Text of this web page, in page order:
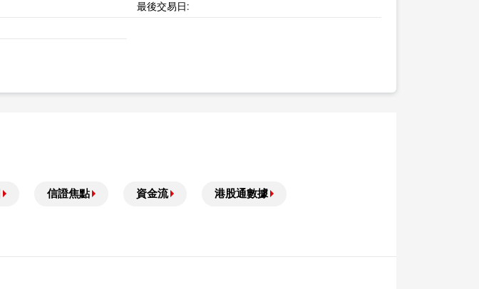
最後交易日:
信證焦點 資金流 港股通數據